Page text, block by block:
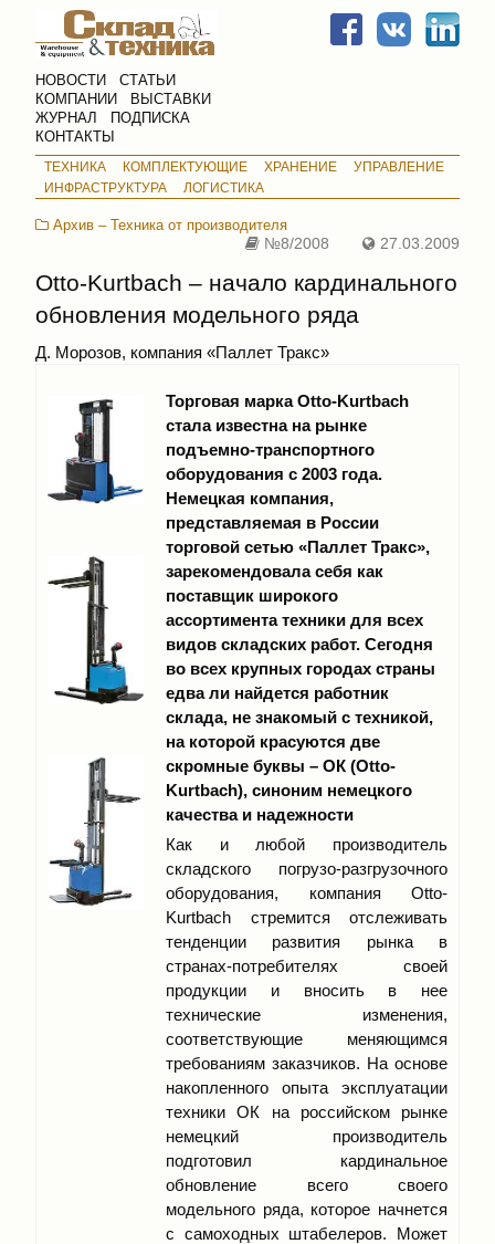
НОВОСТИ
СТАТЬИ
КОМПАНИИ
ВЫСТАВКИ
ЖУРНАЛ
ПОДПИСКА
КОНТАКТЫ
ТЕХНИКА КОМПЛЕКТУЮЩИЕ ХРАНЕНИЕ
УПРАВЛЕНИЕ
ИНФРАСТРУКТУРА
ЛОГИСТИКА
Архив – Техника от производителя
№8/2008
27.03.2009
Otto-Kurtbach – начало кардинального
обновления модельного ряда
Д. Морозов, компания «Паллет Тракс»
Торговая марка Otto-Kurtbach
стала известна на рынке
подъемно-транспортного
оборудования с 2003 года.
Немецкая компания,
представляемая в России
торговой сетью «Паллет Тракс»,
зарекомендовала себя как
поставщик широкого
ассортимента техники для всех
видов складских работ. Сегодня
во всех крупных городах страны
едва ли найдется работник
склада, не знакомый с техникой,
на которой красуются две
скромные буквы – ОК (Otto-
Kurtbach), синоним немецкого
качества и надежности
Как и любой производитель
складского погрузо-разгрузочного
оборудования, компания Otto-
Kurtbach стремится отслеживать
тенденции развития рынка в
странах-потребителях своей
продукции и вносить в нее
технические изменения,
соответствующие меняющимся
требованиям заказчиков. На основе
накопленного опыта эксплуатации
техники ОК на российском рынке
немецкий производитель
подготовил кардинальное
обновление всего своего
модельного ряда, которое начнется
с самоходных штабелеров. Может